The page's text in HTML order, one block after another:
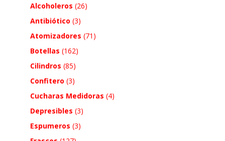
Alcoholeros (26)
Antibiótico (3)
Atomizadores (71)
Botellas (162)
Cilindros (85)
Confitero (3)
Cucharas Medidoras (4)
Depresibles (3)
Espumeros (3)